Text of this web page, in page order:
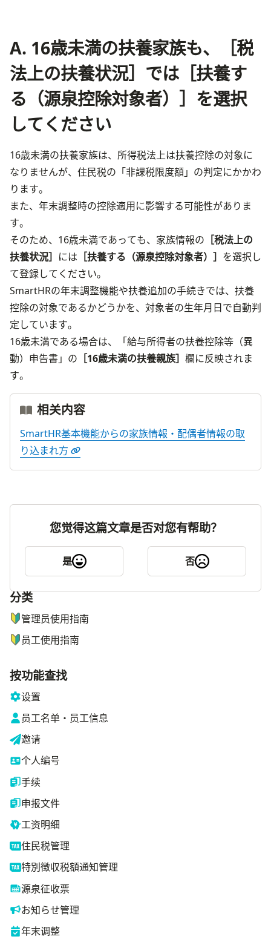
A. 16歳未満の扶養家族も、［税
法上の扶養状況］では［扶養す
る（源泉控除対象者）］を選択
してください
16歳未満の扶養家族は、所得税法上は扶養控除の対象に
なりませんが、住民税の「非課税限度額」の判定にかかわ
ります。
また、年末調整時の控除適用に影響する可能性がありま
す。
そのため、16歳未満であっても、家族情報の ［税法上の
扶養状況］ には ［扶養する（源泉控除対象者）］ を選択し
て登録してください。
SmartHRの年末調整機能や扶養追加の手続きでは、扶養
控除の対象であるかどうかを、対象者の生年月日で自動判
定しています。
16歳未満である場合は、「給与所得者の扶養控除等（異
動）申告書」の ［16歳未満の扶養親族］ 欄に反映されま
す。
相关内容
SmartHR基本機能からの家族情報・配偶者情報の取
り込まれ方
您觉得这篇文章是否对您有帮助？
是 否
ナビゲーションメニュー
分类
管理员使用指南
员工使用指南
按功能查找
设置
员工名单・员工信息
邀请
个人编号
手续
申报文件
工资明细
住民税管理
特別徴収税額通知管理
源泉征收票
お知らせ管理
年末调整